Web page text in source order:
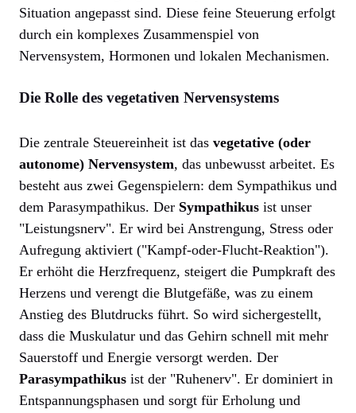
Situation angepasst sind. Diese feine Steuerung erfolgt
durch ein komplexes Zusammenspiel von
Nervensystem, Hormonen und lokalen Mechanismen.
Die Rolle des vegetativen Nervensystems
Die zentrale Steuereinheit ist das vegetative (oder
autonome) Nervensystem, das unbewusst arbeitet. Es
besteht aus zwei Gegenspielern: dem Sympathikus und
dem Parasympathikus. Der Sympathikus ist unser
"Leistungsnerv". Er wird bei Anstrengung, Stress oder
Aufregung aktiviert ("Kampf-oder-Flucht-Reaktion").
Er erhöht die Herzfrequenz, steigert die Pumpkraft des
Herzens und verengt die Blutgefäße, was zu einem
Anstieg des Blutdrucks führt. So wird sichergestellt,
dass die Muskulatur und das Gehirn schnell mit mehr
Sauerstoff und Energie versorgt werden. Der
Parasympathikus ist der "Ruhenerv". Er dominiert in
Entspannungsphasen und sorgt für Erholung und